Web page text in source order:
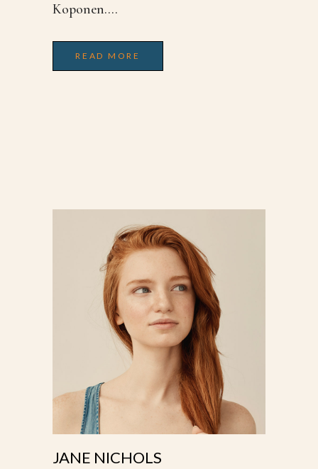
Koponen....
READ MORE
JANE NICHOLS